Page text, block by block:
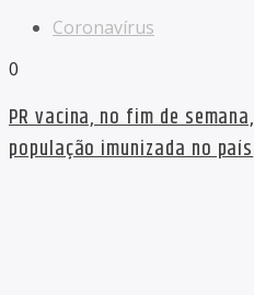
Coronavírus
0
PR vacina, no fim de
população imunizada no país